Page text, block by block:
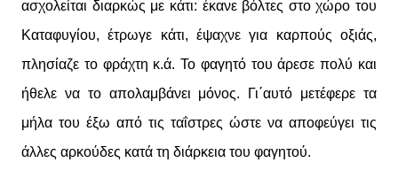
ασχολείται διαρκώς με κάτι: έκανε βόλτες στο χώρο του
Καταφυγίου, έτρωγε κάτι, έψαχνε για καρπούς οξιάς,
πλησίαζε το φράχτη κ.ά. Το φαγητό του άρεσε πολύ και
ήθελε να το απολαμβάνει μόνος. Γι΄αυτό μετέφερε τα
μήλα του έξω από τις ταΐστρες ώστε να αποφεύγει τις
άλλες αρκούδες κατά τη διάρκεια του φαγητού.